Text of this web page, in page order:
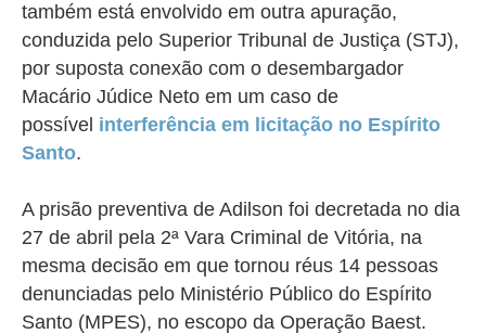
também está envolvido em outra apuração,
conduzida pelo Superior Tribunal de Justiça (STJ),
por suposta conexão com o desembargador
Macário Júdice Neto em um caso de
possível interferência em licitação no Espírito
Santo.
A prisão preventiva de Adilson foi decretada no dia
27 de abril pela 2ª Vara Criminal de Vitória, na
mesma decisão em que tornou réus 14 pessoas
denunciadas pelo Ministério Público do Espírito
Santo (MPES), no escopo da Operação Baest.